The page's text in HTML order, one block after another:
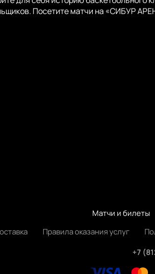
Посетите матчи на «СИБУР
Матчи и билеты
Правила оказания услуг
+7